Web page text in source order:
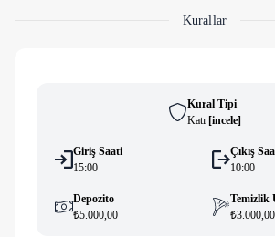
Kurallar
Kural Tipi
Katı [i̇ncele]
Giriş Saati
15:00
Çıkış
10:00
Depozito
₺5.000,00
Temizlik
₺3.000,00